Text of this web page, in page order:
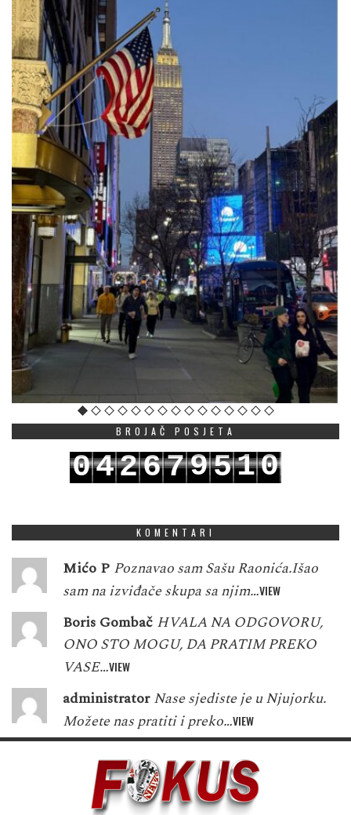
BROJAČ POSJETA
042679510
KOMENTARI
Mićo P Poznavao sam Sašu Raonića.Išao
sam na izviđače skupa sa njim…VIEW
Boris Gombač HVALA NA ODGOVORU,
ONO STO MOGU, DA PRATIM PREKO
VASE…VIEW
administrator Nase sjediste je u Njujorku.
Možete nas pratiti i preko…VIEW